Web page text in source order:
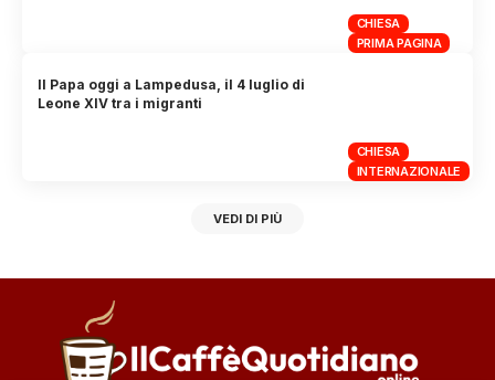
CHIESA
PRIMA PAGINA
CHIESA
INTERNAZIONALE
Il Papa oggi a Lampedusa, il 4 luglio di
Leone XIV tra i migranti
VEDI DI PIÙ